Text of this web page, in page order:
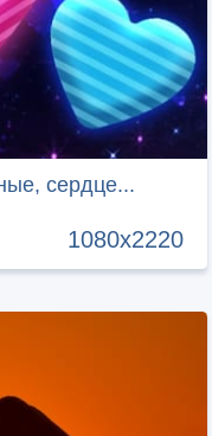
сердце...
1080x2220